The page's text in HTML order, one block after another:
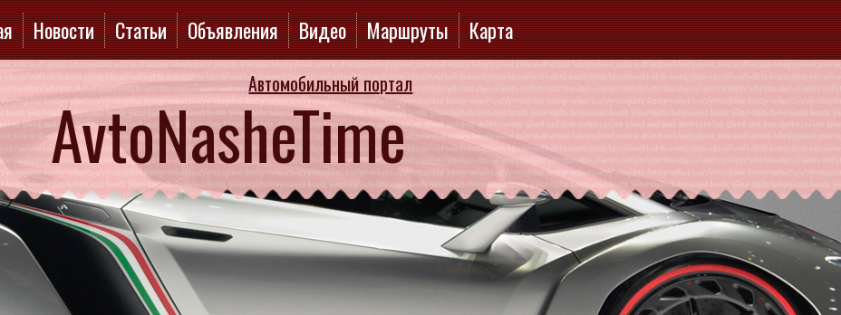
Новости Статьи Объявления Видео Маршруты Карта
AvtoNasheTime
Автомобильный портал